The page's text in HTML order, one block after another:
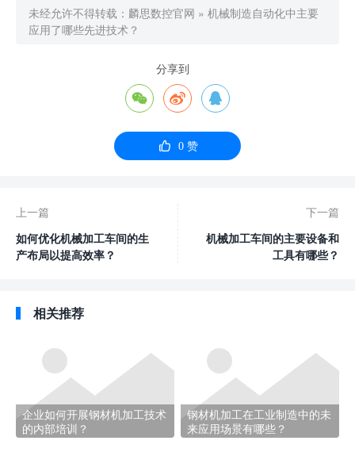
未经允许不得转载： 麟思数控官网 » 机械制造自动化中主要
应用了哪些先进技术？
分享到
  
 0赞
上一篇
如何优化机械加工车间的生
产布局以提高效率？
下一篇
机械加工车间的主要设备和
工具有哪些？
相关推荐
企业如何开展钢材机加工技术
的内部培训？
钢材机加工在工业制造中的未
来应用场景有哪些？